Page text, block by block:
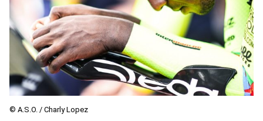
© A.S.O. / Charly Lopez